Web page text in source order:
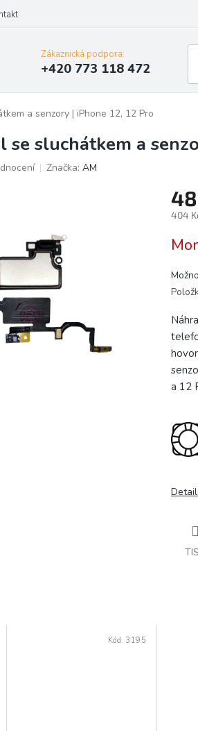
Zákaznická podpora:
+420 773 118 472
a senzory | iPhone 12, 12 Pro
se sluchátkem a
Značka: AM
404
cena:
a 12
Kód: 3195